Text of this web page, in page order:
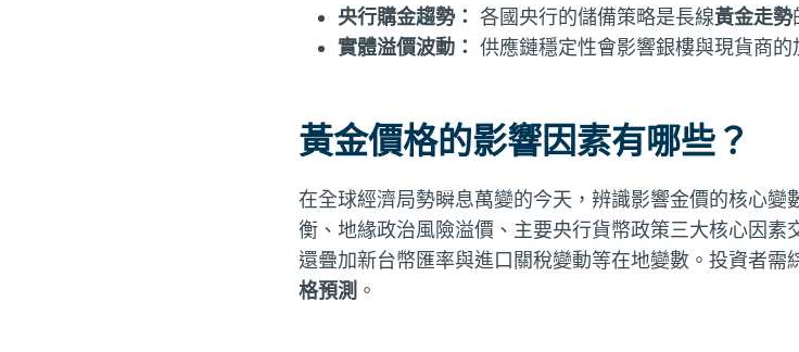
央行購金趨勢： 各國央行的儲備策略是長線黃金走勢
實體溢價波動： 供應鏈穩定性會影響銀樓與現貨商的
黃金價格的影響因素有哪些？
在全球經濟局勢瞬息萬變的今天，辨識影響金價的核心變
衡、地緣政治風險溢價、主要央行貨幣政策三大核心因素
還疊加新台幣匯率與進口關稅變動等在地變數。投資者需
格預測 。